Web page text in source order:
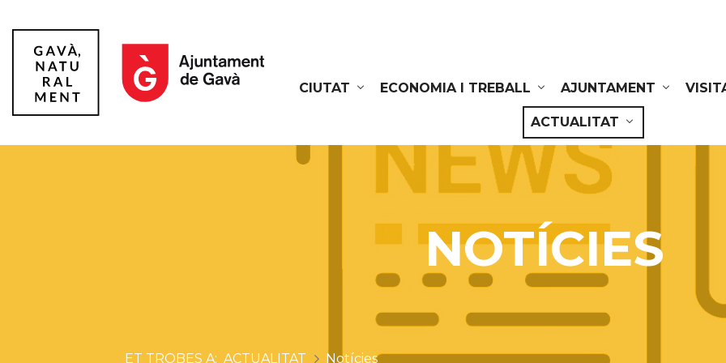
CIUTAT
ECONOMIA I TREBALL AJUNTAMENT
ACTUALITAT
NOTÍCIES
ACTUALITAT Notícies